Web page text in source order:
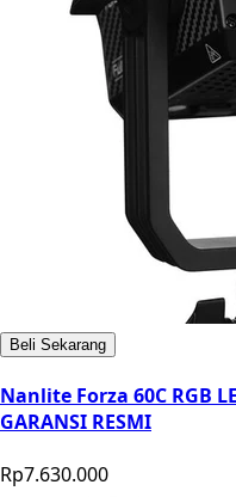
Beli Sekarang
Nanlite Forza 60C RGB
GARANSI RESMI
Rp7.630.000